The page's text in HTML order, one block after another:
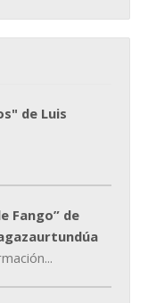
de Luis
Fango” de